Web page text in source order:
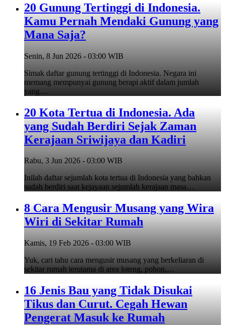
20 Gunung Tertinggi di Indonesia.
Kamu Pernah Mendaki Gunung yang
Mana Saja?
Senin, 8 Jun 2026 - 03:00 WIB
Simak daftar gunung tertinggi di Indonesia. Negara ini
memang mempunyai gunung berapi aktif dalam jumlah
yang…
20 Kota Tertua di Indonesia. Ada
yang Sudah Berdiri Sejak Zaman
Kerajaan Sriwijaya dan Kadiri
Rabu, 3 Jun 2026 - 03:00 WIB
Inilah daftar sejumlah kota tertua di Indonesia yang bahkan
sudah berdiri saat kejayaan sejumlah kerajaan masa…
8 Cara Mengusir Musang yang Wira
Wiri di Sekitar Rumah
Kamis, 19 Feb 2026 - 03:00 WIB
Yuk, cari tahu cara mengusir musang yang berkeliaran di
sekitar rumah terutama di area loteng, pohon,…
16 Jenis Bau yang Tidak Disukai
Tikus dan Curut. Cegah Hewan
Pengerat Masuk ke Rumah